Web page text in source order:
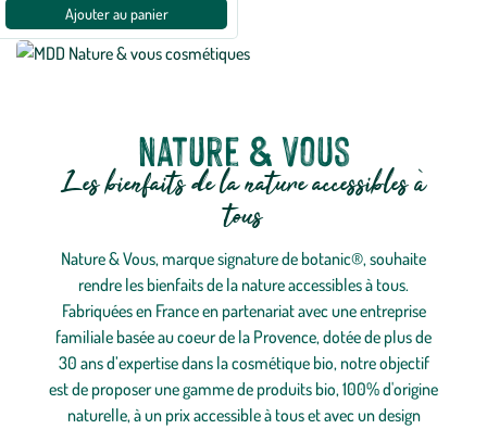
Ajouter au panier
Nature & Vous
Les bienfaits de la nature accessibles à
tous
Nature & Vous, marque signature de botanic®, souhaite
rendre les bienfaits de la nature accessibles à tous.
Fabriquées en France en partenariat avec une entreprise
familiale basée au coeur de la Provence, dotée de plus de
30 ans d’expertise dans la cosmétique bio, notre objectif
est de proposer une gamme de produits bio, 100% d'origine
naturelle, à un prix accessible à tous et avec un design